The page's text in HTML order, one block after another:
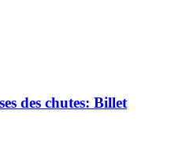
des chutes: Billet